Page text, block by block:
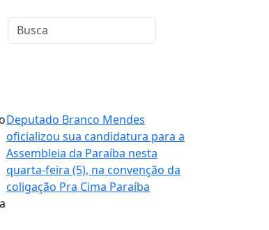
Deputado Branco Mendes
oficializou sua candidatura para a
Assembleia da Paraíba nesta
quarta-feira (5), na convenção da
coligação Pra Cima Paraíba